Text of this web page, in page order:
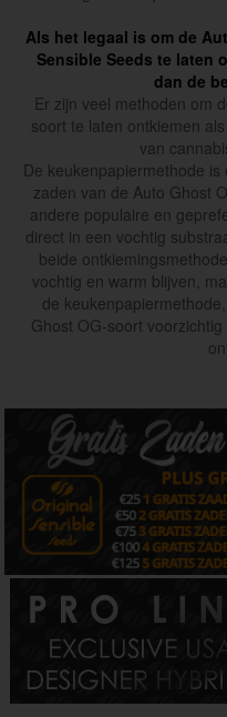
Als het legaal is om de
Sensible Seeds te laten
dan de
Er zijn veel methoden om
soort te laten ontkiemen
van
De keukenpapiermethode
zaden van de Auto Ghost
andere populaire en
direct in een vochtig
beide
vochtig en warm blijven,
de
Ghost OG-soort